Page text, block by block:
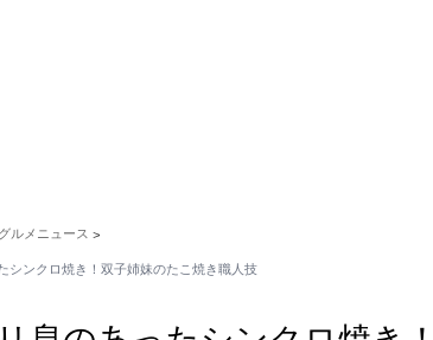
グルメニュース >
シンクロ焼き！双子姉妹のたこ焼き職人技